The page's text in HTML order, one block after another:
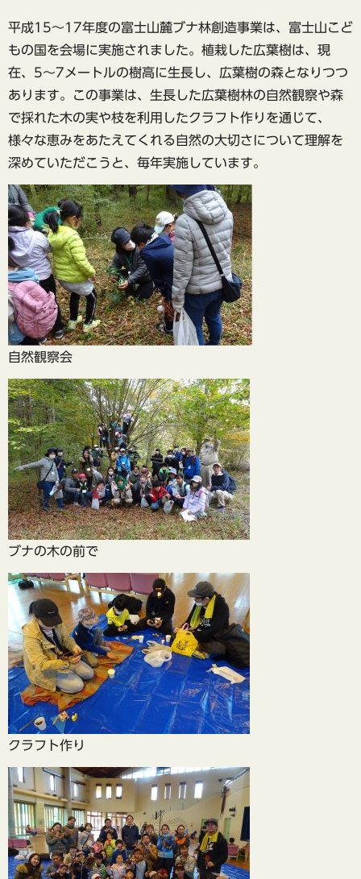
平成15～17年度の富士山麓ブナ林創造事業は、富士山こど
もの国を会場に実施されました。植栽した広葉樹は、現
在、5～7メートルの樹高に生長し、広葉樹の森となりつつ
あります。この事業は、生長した広葉樹林の自然観察や森
で採れた木の実や枝を利用したクラフト作りを通じて、
様々な恵みをあたえてくれる自然の大切さについて理解を
深めていただこうと、毎年実施しています。
自然観察会
ブナの木の前で
クラフト作り